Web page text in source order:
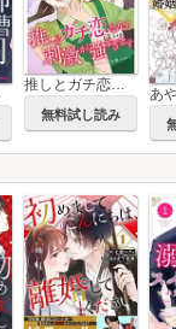
推しとガチ恋なんて刺激が強すぎます【分冊版】
無料試し読み